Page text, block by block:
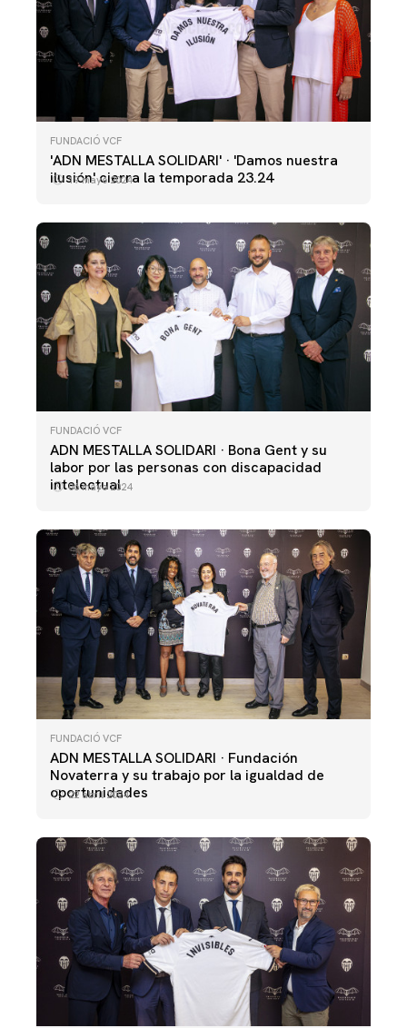
FUNDACIÓ VCF
'ADN MESTALLA SOLIDARI' · 'Damos nuestra
ilusión' cierra la temporada 23.24
19 mayo 2024
FUNDACIÓ VCF
ADN MESTALLA SOLIDARI · Bona Gent y su
labor por las personas con discapacidad
intelectual
06 mayo 2024
FUNDACIÓ VCF
ADN MESTALLA SOLIDARI · Fundación
Novaterra y su trabajo por la igualdad de
oportunidades
22 abril 2024